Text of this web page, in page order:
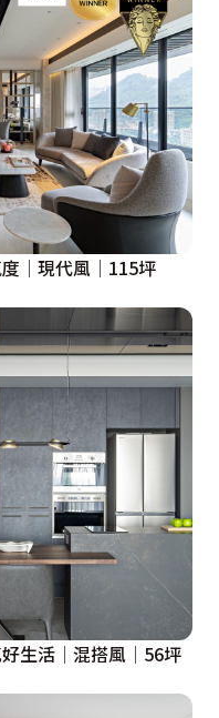
度│現代風│115坪
好生活│混搭風│56坪